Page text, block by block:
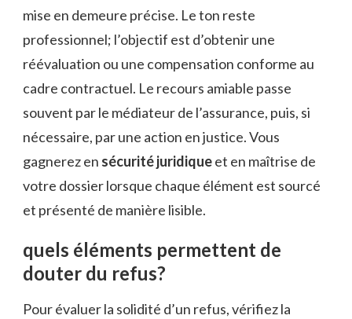
mise en demeure précise. Le ton reste
professionnel; l’objectif est d’obtenir une
réévaluation ou une compensation conforme au
cadre contractuel. Le recours amiable passe
souvent par le médiateur de l’assurance, puis, si
nécessaire, par une action en justice. Vous
gagnerez en sécurité juridiqueet en maîtrise de
votre dossier lorsque chaque élément est sourcé
et présenté de manière lisible.
quels éléments permettent de
douter du refus?
Pour évaluer la solidité d’un refus, vérifiez la